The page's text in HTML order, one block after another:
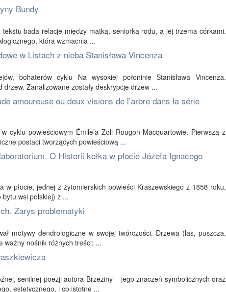
Bundy
bada relacje między matką, seniorką rodu, a jej trzema córkami.
która wzmacnia ...
w Listach z nieba Stanisława Vincenza
bohaterów cyklu Na wysokiej połoninie Stanisława Vincenza.
Zanalizowane zostały deskrypcje drzew ...
amoureuse ou deux visions de l’arbre dans la série
cyklu powieściowym Émile’a Zoli Rougon-Macquartowie. Pierwszą z
postaci tworzących powieściową ...
O Historii kołka w płocie Józefa Ignacego
w płocie, jednej z żytomierskich powieści Kraszewskiego z 1858 roku,
bytu wsi polskiej) z ...
Zarys problematyki
motywy dendrologiczne w swojej twórczości. Drzewa (las, puszcza,
ważny nośnik różnych treści: ...
senilnej poezji autora Brzeziny – jego znaczeń symbolicznych oraz
estetycznego, i co istotne ...